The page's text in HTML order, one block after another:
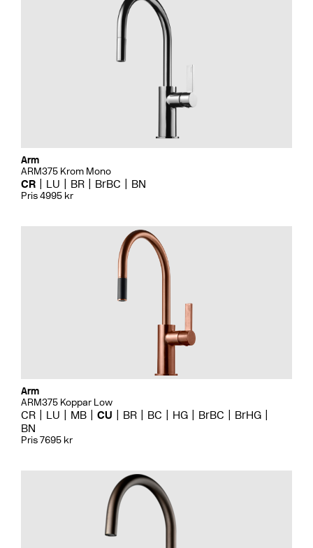
Arm
ARM375 Krom Mono
CR LU BR BrBC BN
Pris 4995 kr
Arm
ARM375 Koppar Low
CR LU MB CU BR BC HG BrBC
BrHG
BN
Pris 7695 kr